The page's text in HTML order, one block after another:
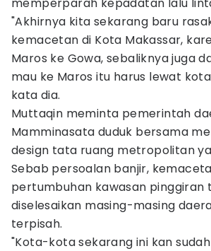
"Akhirnya kita sekarang baru
kemacetan di Kota Makassar,
Maros ke Gowa, sebaliknya juga
mau ke Maros itu harus lewat
kata dia.
Muttaqin meminta pemerintah
Mamminasata duduk bersama
design tata ruang metropolitan
Sebab persoalan banjir,
pertumbuhan kawasan pinggiran
diselesaikan masing-masing
terpisah.
"Kota-kota sekarang ini kan